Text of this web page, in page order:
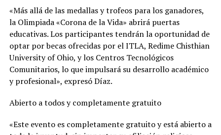
«Más allá de las medallas y trofeos para los ganadores,
la Olimpiada «Corona de la Vida» abrirá puertas
educativas. Los participantes tendrán la oportunidad de
optar por becas ofrecidas por el ITLA, Redime Chisthian
University of Ohio, y los Centros Tecnológicos
Comunitarios, lo que impulsará su desarrollo académico
y profesional», expresó Díaz.
Abierto a todos y completamente gratuito
«Este evento es completamente gratuito y está abierto a